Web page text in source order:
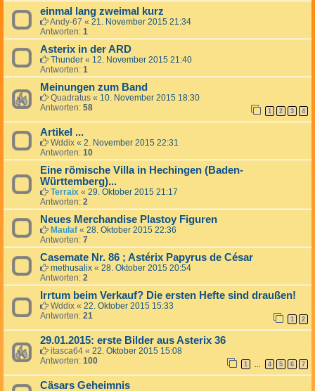
einmal lang zweimal kurz
Andy-67 « 21. November 2015 21:34
Antworten: 1
Asterix in der ARD
Thunder « 12. November 2015 21:40
Antworten: 1
Meinungen zum Band
Quadratus « 10. November 2015 18:30
Antworten: 58 1 2 3 4
Artikel ...
Wddix « 2. November 2015 22:31
Antworten: 10
Eine römische Villa in Hechingen (Baden-
Württemberg)...
Terraix « 29. Oktober 2015 21:17
Antworten: 2
Neues Merchandise Plastoy Figuren
Maulaf « 28. Oktober 2015 22:36
Antworten: 7
Casemate Nr. 86 ; Astérix Papyrus de César
methusalix « 28. Oktober 2015 20:54
Antworten: 2
Irrtum beim Verkauf? Die ersten Hefte sind draußen!
Wddix « 22. Oktober 2015 15:33
Antworten: 21 1 2
29.01.2015: erste Bilder aus Asterix 36
itasca64 « 22. Oktober 2015 15:08
Antworten: 100 1 … 4 5 6 7
Cäsars Geheimnis